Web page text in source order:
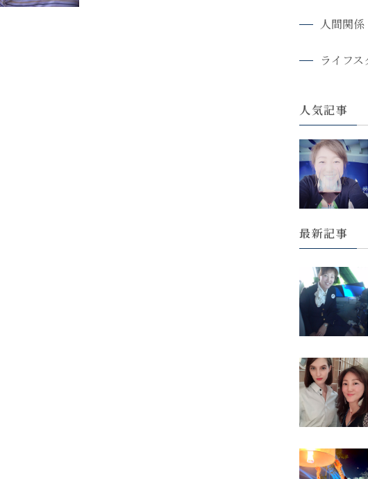
人間関係
ライフ
人気記事
最新記事